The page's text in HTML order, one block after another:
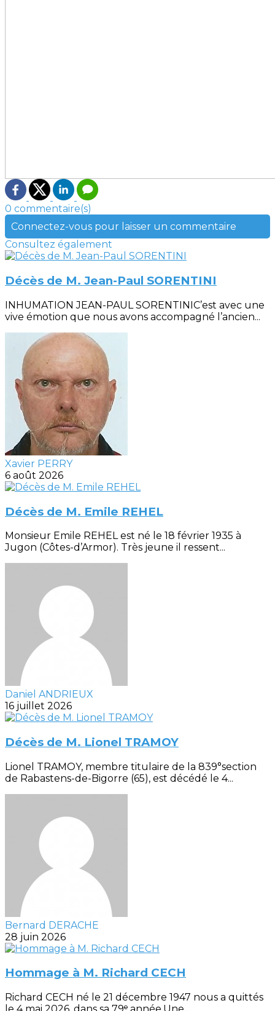
0 commentaire(s)
Connectez-vous pour laisser un commentaire
Consultez également
Décès de M. Jean-Paul SORENTINI
INHUMATION JEAN-PAUL SORENTINIC’est avec une
vive émotion que nous avons accompagné l’ancien...
Xavier PERRY
6 août 2026
Décès de M. Emile REHEL
Monsieur Emile REHEL est né le 18 février 1935 à
Jugon (Côtes-d’Armor). Très jeune il ressent...
Daniel ANDRIEUX
16 juillet 2026
Décès de M. Lionel TRAMOY
Lionel TRAMOY, membre titulaire de la 839°section
de Rabastens-de-Bigorre (65), est décédé le 4...
Bernard DERACHE
28 juin 2026
Hommage à M. Richard CECH
Richard CECH né le 21 décembre 1947 nous a quittés